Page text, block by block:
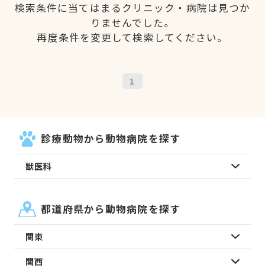
検索条件に当てはまるクリニック・病院は見つか
りませんでした。
再度条件を変更して検索してください。
1
診療動物から動物病院を探す
獣医科
都道府県から動物病院を探す
関東
関西